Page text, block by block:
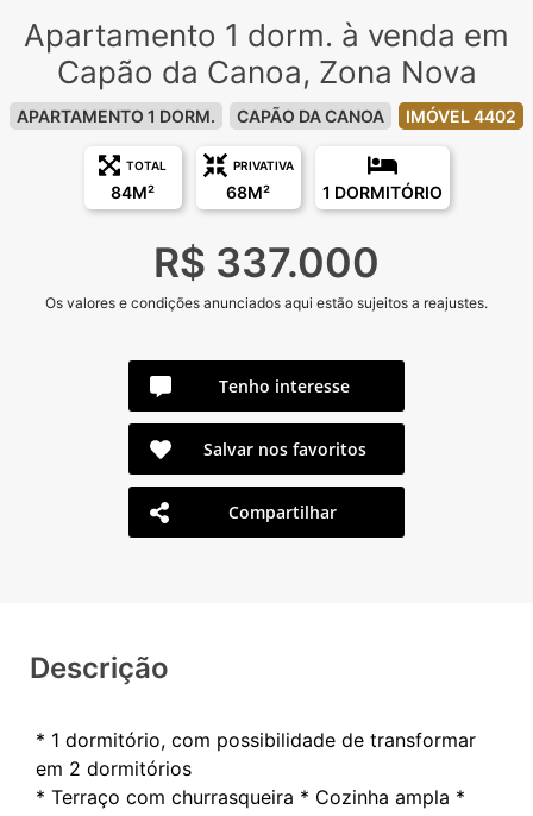
Apartamento 1 dorm. à venda em
Capão da Canoa, Zona Nova
APARTAMENTO 1 DORM. CAPÃO DA CANOA IMÓVEL 4402
TOTAL
84M²
PRIVATIVA
68M² 1 DORMITÓRIO
R$ 337.000
Os valores e condições anunciados aqui estão sujeitos a reajustes.
Tenho interesse
Salvar nos favoritos
Compartilhar
Descrição
* 1 dormitório, com possibilidade de transformar
em 2 dormitórios
* ⁠Terraço com churrasqueira * ⁠Cozinha ampla *